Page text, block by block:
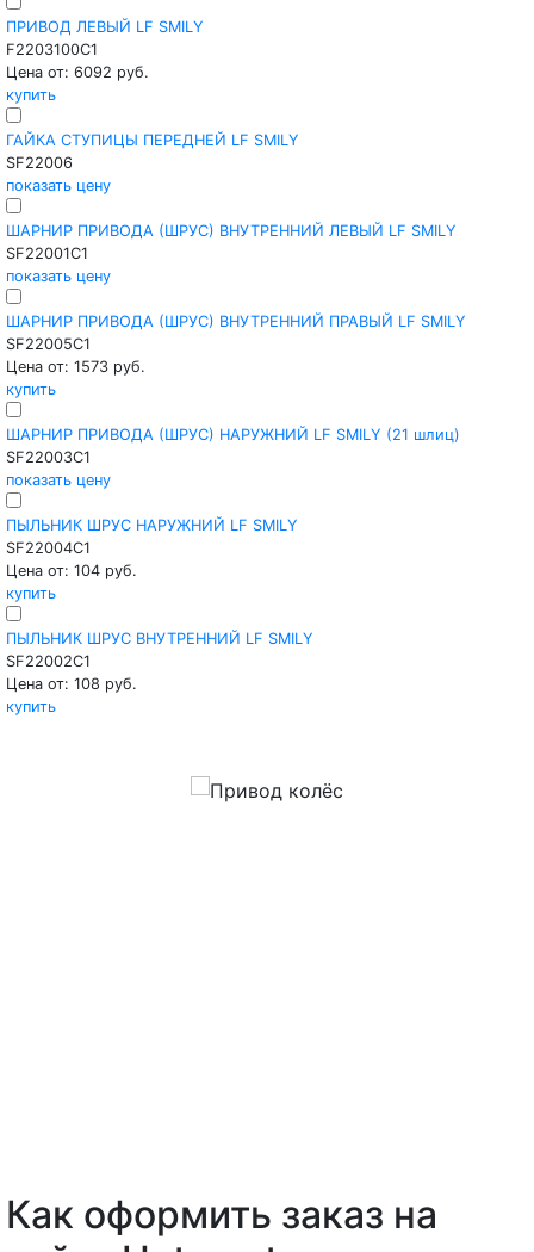
ПРИВОД ЛЕВЫЙ LF SMILY
F2203100C1
Цена от: 6092 руб.
купить
ГАЙКА СТУПИЦЫ ПЕРЕДНЕЙ LF SMILY
SF22006
показать цену
ШАРНИР ПРИВОДА (ШРУС) ВНУТРЕННИЙ ЛЕВЫЙ LF SMILY
SF22001C1
показать цену
ШАРНИР ПРИВОДА (ШРУС) ВНУТРЕННИЙ ПРАВЫЙ LF SMILY
SF22005C1
Цена от: 1573 руб.
купить
ШАРНИР ПРИВОДА (ШРУС) НАРУЖНИЙ LF SMILY (21 шлиц)
SF22003C1
показать цену
ПЫЛЬНИК ШРУС НАРУЖНИЙ LF SMILY
SF22004C1
Цена от: 104 руб.
купить
ПЫЛЬНИК ШРУС ВНУТРЕННИЙ LF SMILY
SF22002C1
Цена от: 108 руб.
купить
Как оформить заказ на